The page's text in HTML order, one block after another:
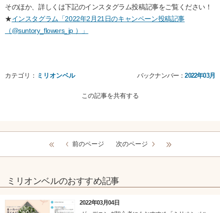
そのほか、詳しくは下記のインスタグラム投稿記事をご覧ください！
★インスタグラム「2022年2月21日のキャンペーン投稿記事
（@suntory_flowers_jp ）」
カテゴリ： ミリオンベル バックナンバー：2022年03月
この記事を共有する
前のページ 次のページ
ミリオンベルのおすすめ記事
2022年03月04日